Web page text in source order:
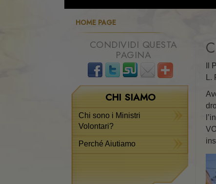
HOME PAGE
Il
CONDIVIDI QUESTA
PAGINA
CHI SIAMO
Chi sono i Ministri
Volontari?
Perché Aiutiamo